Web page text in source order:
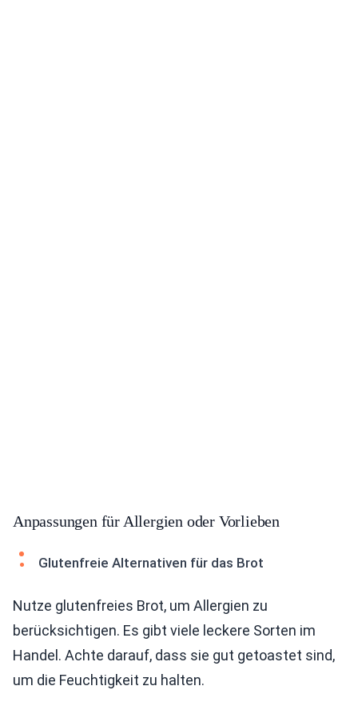
Anpassungen für Allergien oder Vorlieben
Glutenfreie Alternativen für das Brot
Nutze glutenfreies Brot, um Allergien zu
berücksichtigen. Es gibt viele leckere Sorten im
Handel. Achte darauf, dass sie gut getoastet sind,
um die Feuchtigkeit zu halten.